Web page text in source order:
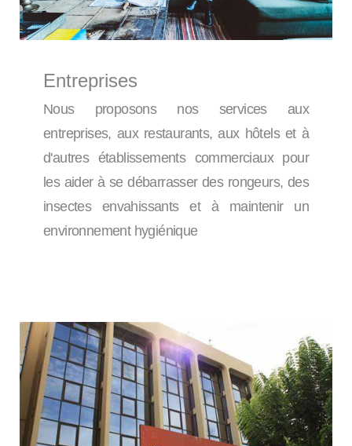
Entreprises
Nous proposons nos services aux
entreprises, aux restaurants, aux hôtels et à
d'autres établissements commerciaux pour
les aider à se débarrasser des rongeurs, des
insectes envahissants et à maintenir un
environnement hygiénique